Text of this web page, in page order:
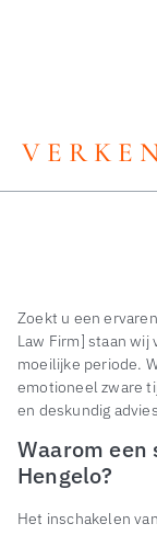
Zoekt u een ervaren
Law Firm] staan
moeilijke periode.
emotioneel zware
en deskundig
Waarom een
Hengelo?
Het inschakelen